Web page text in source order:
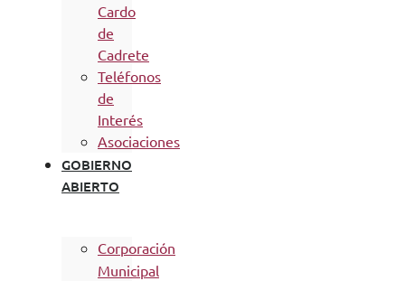
Cardo
de
Cadrete
Teléfonos
de
Interés
Asociaciones
GOBIERNO
ABIERTO
Corporación
Municipal